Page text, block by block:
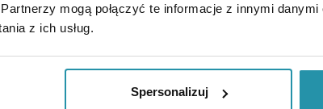
mogą połączyć te informacje z innymi
z ich usług.
Spersonalizuj
aus abwechselnd verbundenen Stahl (3 mm)
Elektromagnet-Tischen verwendet, um die
Die Induktionsblöcke können auch so bearbeitet
gestört werden muss).